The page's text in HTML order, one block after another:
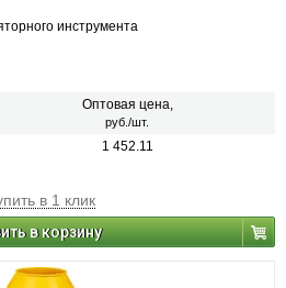
инструмента
Оптовая цена,
руб./шт.
1 452.11
в 1 клик
в корзину